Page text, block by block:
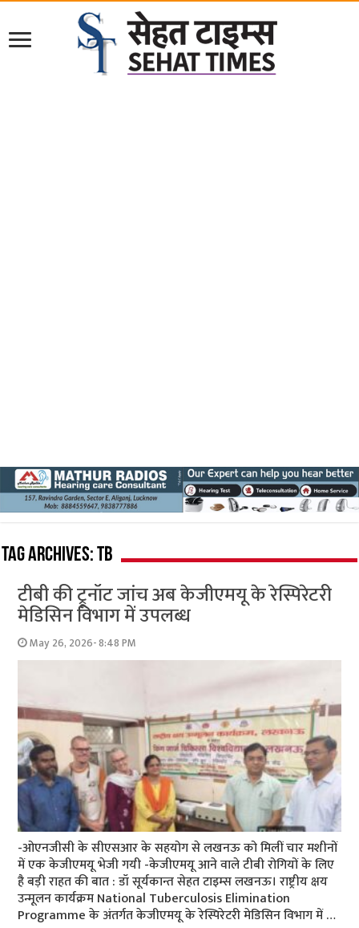
Tag Archives:TB
टीबी की ट्रूनॉट जांच अब केजीएमयू के रेस्पिरेटरी
मेडिसिन विभाग में उपलब्ध
May 26, 2026- 8:48 PM
-ओएनजीसी के सीएसआर के सहयोग से लखनऊ को मिलीं चार मशीनों
में एक केजीएमयू भेजी गयी -केजीएमयू आने वाले टीबी रोगियों के लिए
है बड़ी राहत की बात : डॉ सूर्यकान्त सेहत टाइम्स लखनऊ। राष्ट्रीय क्षय
उन्मूलन कार्यक्रम National Tuberculosis Elimination
Programme के अंतर्गत केजीएमयू के रेस्पिरेटरी मेडिसिन विभाग में …